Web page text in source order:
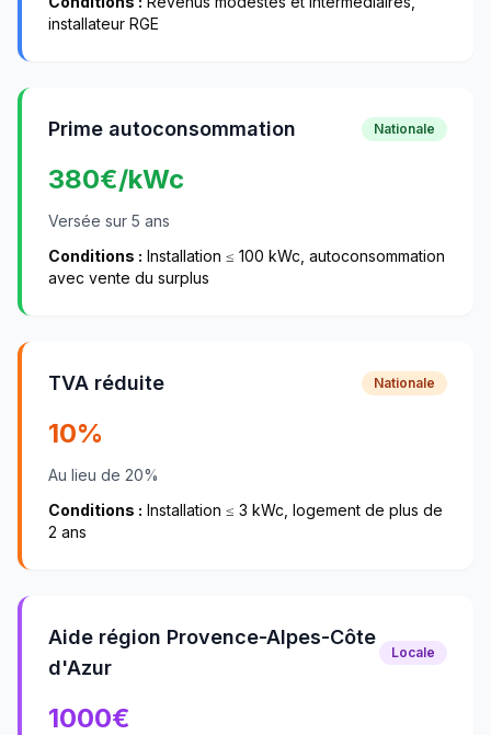
installateur RGE
Prime autoconsommation Nationale
380€/kWc
Versée sur 5 ans
Conditions : Installation ≤ 100 kWc, autoconsommation
avec vente du surplus
TVA réduite Nationale
10%
Au lieu de 20%
Conditions : Installation ≤ 3 kWc, logement de plus de
2 ans
Aide région Provence-Alpes-Côte
d'Azur
Locale
1000€